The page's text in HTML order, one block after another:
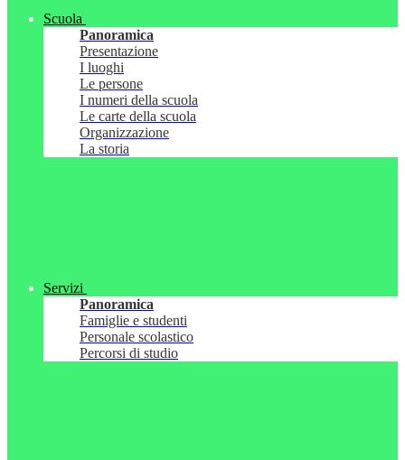
Scuola
Panoramica
Presentazione
I luoghi
Le persone
I numeri della scuola
Le carte della scuola
Organizzazione
La storia
Servizi
Panoramica
Famiglie e studenti
Personale scolastico
Percorsi di studio